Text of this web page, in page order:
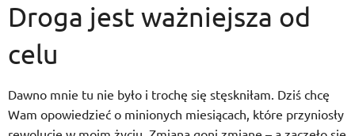
Droga jest ważniejsza od
celu
Dawno mnie tu nie było i trochę się stęskniłam. Dziś chcę
Wam opowiedzieć o minionych miesiącach, które przyniosły